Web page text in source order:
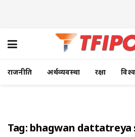
राजनीति अर्थव्यवस्था रक्षा विश्व
Tag: bhagwan dattatreya